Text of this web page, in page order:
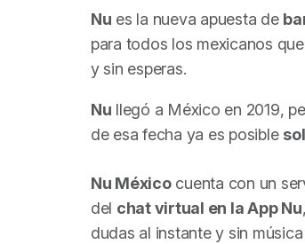
Nu es la nueva apuesta de
para todos los mexicanos
y sin esperas.
Nu llegó a México en 2019,
de esa fecha ya es posible
Nu Méxicocuenta con un
del chat virtual en la App Nu
dudas al instante y sin